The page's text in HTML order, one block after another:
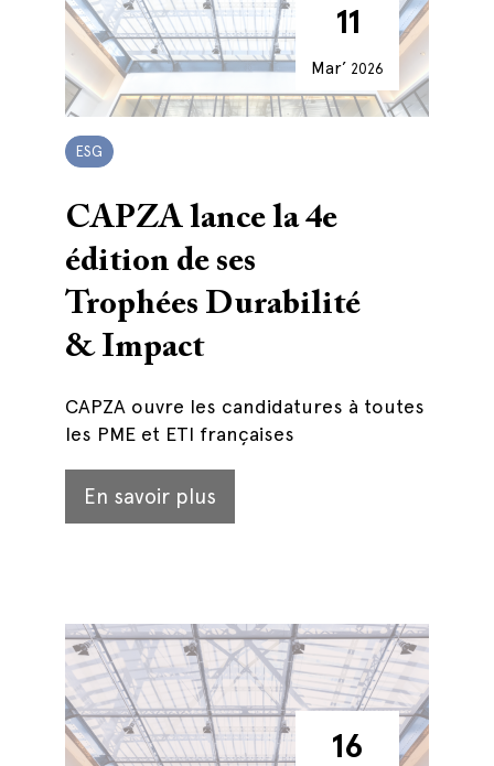
11
Mar’ 2026
ESG
CAPZA lance la 4e
édition de ses
Trophées Durabilité
& Impact
CAPZA ouvre les candidatures à toutes
les PME et ETI françaises
En savoir plus
16